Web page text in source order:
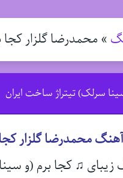
» محمدرضا گلزار
سرلک) تیتراژ ساخت ایران
آهنگ محمدرضا گلزار
زیبای ♫ کجا برم (و